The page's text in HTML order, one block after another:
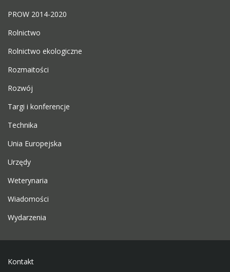
PROW 2014-2020
Rolnictwo
Rolnictwo ekologiczne
Rozmaitości
Rozwój
Targi i konferencje
Technika
Unia Europejska
Urzędy
Weterynaria
Wiadomości
Wydarzenia
Kontakt